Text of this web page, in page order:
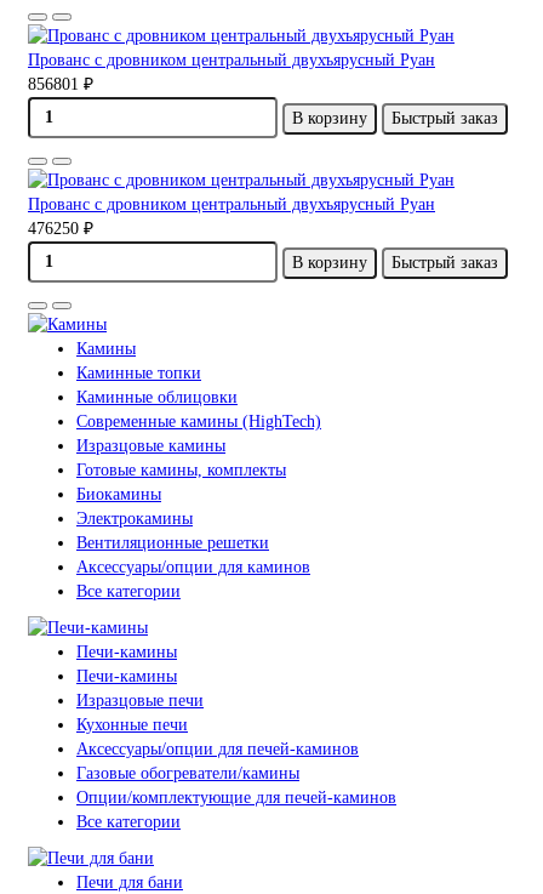
Прованс с дровником центральный двухъярусный Руан
856801 ₽
В корзину
Быстрый заказ
Прованс с дровником центральный двухъярусный Руан
476250 ₽
В корзину
Быстрый заказ
Камины
Каминные топки
Каминные облицовки
Современные камины (HighTech)
Изразцовые камины
Готовые камины, комплекты
Биокамины
Электрокамины
Вентиляционные решетки
Аксессуары/опции для каминов
Все категории
Печи-камины
Печи-камины
Изразцовые печи
Кухонные печи
Аксессуары/опции для печей-каминов
Газовые обогреватели/камины
Опции/комплектующие для печей-каминов
Все категории
Печи для бани